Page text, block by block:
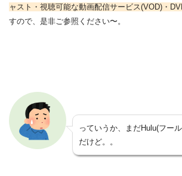
ャスト・視聴可能な動画配信サービス(VOD)・
すので、是非ご参照ください〜。
っていうか、まだHulu(フー
だけど。。